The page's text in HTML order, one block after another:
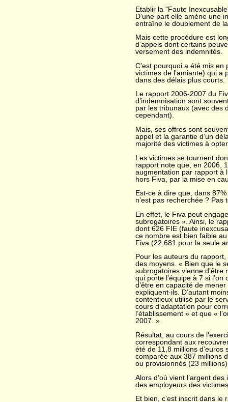
Etablir la "Faute
D’une part elle amène une
entraîne le doublement de
Mais cette procédure est
d’appels dont certains
versement des indemnités.
C’est pourquoi a été mis en
victimes de l’amiante) qui
dans des délais plus courts.
Le rapport 2006-2007 du
d’indemnisation sont
par les tribunaux (avec des
cependant).
Mais, ses offres sont
appel et la garantie d’un
majorité des victimes à
Les victimes se tournent
rapport note que, en 2006,
augmentation par rapport à
hors Fiva, par la mise en
Est-ce à dire que, dans
n’est pas recherchée ?
En effet, le Fiva peut
subrogatoires ». Ainsi, le
dont 626 FIE (faute
ce nombre est bien faible
Fiva (22 681 pour la seule
Pour les auteurs du
des moyens. « Bien que le
subrogatoires vienne
qui porte l’équipe à 7 si
d’être en capacité de
expliquent-ils. D’autant
contentieux utilisé par le
cours d’adaptation pour
l’établissement » et que «
2007. »
Résultat, au cours de
correspondant aux
été de 11,8 millions
comparée aux 387 millions
ou provisionnés (23
Alors d’où vient l’argent
des employeurs des
Et bien, c’est inscrit dans